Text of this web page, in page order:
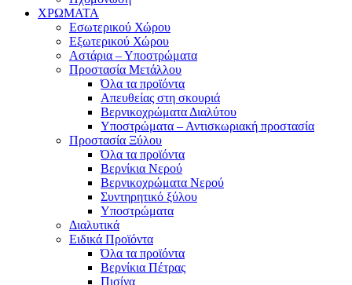
ΧΡΩΜΑΤΑ
Εσωτερικού Χώρου
Εξωτερικού Χώρου
Αστάρια – Υποστρώματα
Προστασία Μετάλλου
Όλα τα προϊόντα
Απευθείας στη σκουριά
Βερνικοχρώματα Διαλύτου
Υποστρώματα – Αντισκωριακή προστασία
Προστασία Ξύλου
Όλα τα προϊόντα
Βερνίκια Νερού
Βερνικοχρώματα Νερού
Συντηρητικό ξύλου
Υποστρώματα
Διαλυτικά
Ειδικά Προϊόντα
Όλα τα προϊόντα
Βερνίκια Πέτρας
Πισίνα